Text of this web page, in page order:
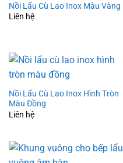
Nồi Lẩu Cù Lao Inox Màu Vàng
Liên hệ
Nồi Lẩu Cù Lao Inox Hình Tròn
Màu Đồng
Liên hệ